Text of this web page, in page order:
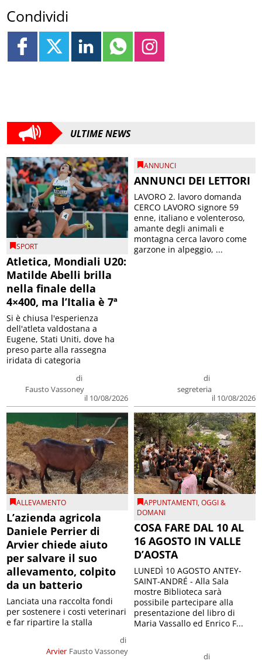
Condividi
ULTIME NEWS
SPORT
Atletica, Mondiali U20:
Matilde Abelli brilla
nella finale della
4×400, ma l’Italia è 7ª
di
Fausto Vassoney
il 10/08/2026
Si è chiusa l'esperienza
dell'atleta valdostana a
Eugene, Stati Uniti, dove ha
preso parte alla rassegna
iridata di categoria
ANNUNCI
ANNUNCI DEI LETTORI
di
segreteria
il 10/08/2026
LAVORO 2. lavoro domanda
CERCO LAVORO signore 59
enne, italiano e volenteroso,
amante degli animali e
montagna cerca lavoro come
garzone in alpeggio, ...
ALLEVAMENTO
L’azienda agricola
Daniele Perrier di
Arvier chiede aiuto
per salvare il suo
allevamento, colpito
da un batterio
Arvier
di
Fausto Vassoney
Lanciata una raccolta fondi
per sostenere i costi veterinari
e far ripartire la stalla
APPUNTAMENTI,OGGI &
DOMANI
COSA FARE DAL 10 AL
16 AGOSTO IN VALLE
D’AOSTA
di
LUNEDÌ 10 AGOSTO ANTEY-
SAINT-ANDRÉ - Alla Sala
mostre Biblioteca sarà
possibile partecipare alla
presentazione del libro di
Maria Vassallo ed Enrico F...